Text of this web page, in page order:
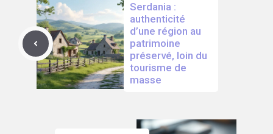
Serdania :
authenticité
d’une région au
patrimoine
préservé, loin du
tourisme de
masse